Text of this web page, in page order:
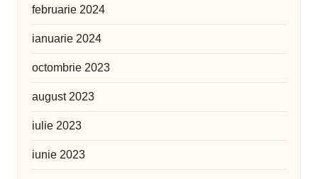
februarie 2024
ianuarie 2024
octombrie 2023
august 2023
iulie 2023
iunie 2023